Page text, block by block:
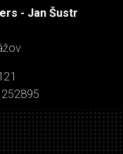
- Jan Šustr